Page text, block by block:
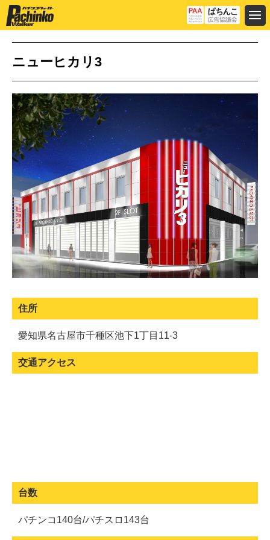
ニューヒカリ3
住所
愛知県名古屋市千種区池下1丁目11-3
交通アクセス
台数
パチンコ140台/パチスロ143台